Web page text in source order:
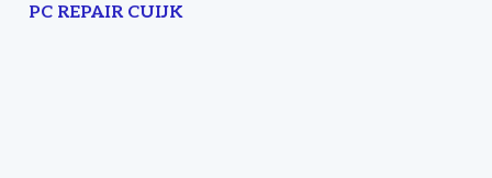
PC REPAIR CUIJK